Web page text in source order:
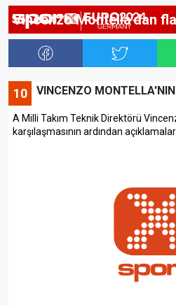
Vincenzo Montella'dan
10 VINCENZO
A Milli Takım Teknik Direktörü
karşılaşmasının ardından